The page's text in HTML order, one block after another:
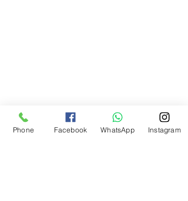
Phone Facebook WhatsApp Instagram